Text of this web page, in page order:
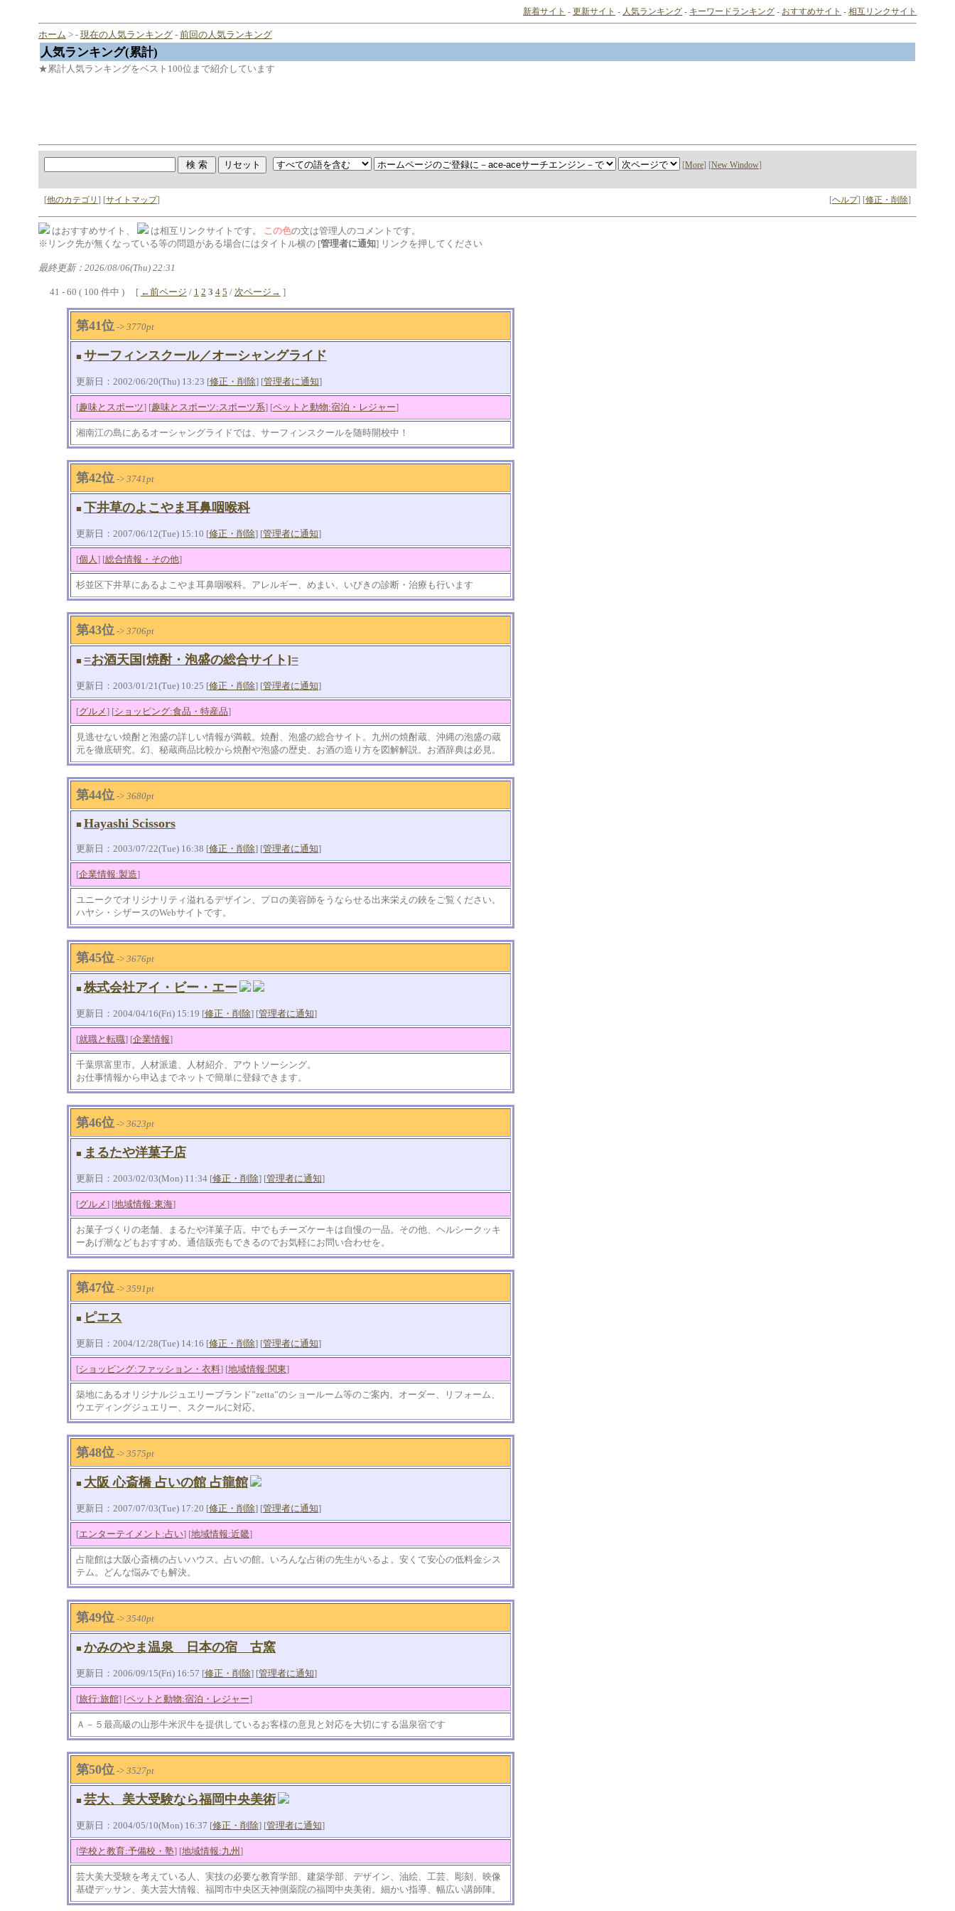
新着サイト -更新サイト - 人気ランキング - キーワードランキング - おすすめサイト -相互リンクサイト
ホーム > - 現在の人気ランキング- 前回の人気ランキング
人気ランキング(累計)
★累計人気ランキングをベスト100位まで紹介しています
[More] [New Window]
[他のカテゴリ ] [サイトマップ] [ヘルプ] [修正・削除]
はおすすめサイト、 は相互リンクサイトです。 この色の文は管理人のコメントです。
※リンク先が無くなっている等の問題がある場合にはタイトル横の [管理者に通知] リンクを押してください
最終更新：2026/08/06(Thu) 22:31
41 - 60 ( 100 件中 ) [ ←前ページ / 1 2 3 4 5 / 次ページ→ ]
第41位-> 3770pt
■ サーフィンスクール／オーシャングライド
更新日：2002/06/20(Thu) 13:23 [修正・削除] [管理者に通知]
[趣味とスポーツ] [趣味とスポーツ:スポーツ系] [ペットと動物:宿泊・レジャー]
湘南江の島にあるオーシャングライドでは、サーフィンスクールを随時開校中！
第42位-> 3741pt
■ 下井草のよこやま耳鼻咽喉科
更新日：2007/06/12(Tue) 15:10 [修正・削除] [管理者に通知]
[個人] [総合情報・その他]
杉並区下井草にあるよこやま耳鼻咽喉科。アレルギー、めまい、いびきの診断・治療も行います
第43位-> 3706pt
■ =お酒天国[焼酎・泡盛の総合サイト]=
更新日：2003/01/21(Tue) 10:25 [修正・削除] [管理者に通知]
[グルメ] [ショッピング:食品・特産品]
見逃せない焼酎と泡盛の詳しい情報が満載。焼酎、泡盛の総合サイト。九州の焼酎蔵、沖縄の泡盛の蔵
元を徹底研究。幻、秘蔵商品比較から焼酎や泡盛の歴史、お酒の造り方を図解解説。お酒辞典は必見。
第44位-> 3680pt
■ Hayashi Scissors
更新日：2003/07/22(Tue) 16:38 [修正・削除] [管理者に通知]
[企業情報:製造]
ユニークでオリジナリティ溢れるデザイン、プロの美容師をうならせる出来栄えの鋏をご覧ください。
ハヤシ・シザースのWebサイトです。
第45位-> 3676pt
■ 株式会社アイ・ビー・エー
更新日：2004/04/16(Fri) 15:19 [修正・削除] [管理者に通知]
[就職と転職] [企業情報]
千葉県富里市。人材派遣、人材紹介、アウトソーシング。
お仕事情報から申込までネットで簡単に登録できます。
第46位-> 3623pt
■ まるたや洋菓子店
更新日：2003/02/03(Mon) 11:34 [修正・削除] [管理者に通知]
[グルメ] [地域情報:東海]
お菓子づくりの老舗、まるたや洋菓子店。中でもチーズケーキは自慢の一品。その他、ヘルシークッキ
ーあげ潮などもおすすめ。通信販売もできるのでお気軽にお問い合わせを。
第47位-> 3591pt
■ ピエス
更新日：2004/12/28(Tue) 14:16 [修正・削除] [管理者に通知]
[ショッピング:ファッション・衣料] [地域情報:関東]
築地にあるオリジナルジュエリーブランド”zetta”のショールーム等のご案内。オーダー、リフォーム、
ウエディングジュエリー、スクールに対応。
第48位-> 3575pt
■ 大阪 心斎橋 占いの館 占龍館
更新日：2007/07/03(Tue) 17:20 [修正・削除] [管理者に通知]
[エンターテイメント:占い] [地域情報:近畿]
占龍館は大阪心斎橋の占いハウス。占いの館。いろんな占術の先生がいるよ。安くて安心の低料金シス
テム。どんな悩みでも解決。
第49位-> 3540pt
■ かみのやま温泉 日本の宿 古窯
更新日：2006/09/15(Fri) 16:57 [修正・削除] [管理者に通知]
[旅行:旅館] [ペットと動物:宿泊・レジャー]
Ａ－５最高級の山形牛米沢牛を提供しているお客様の意見と対応を大切にする温泉宿です
第50位-> 3527pt
■ 芸大、美大受験なら福岡中央美術
更新日：2004/05/10(Mon) 16:37 [修正・削除] [管理者に通知]
[学校と教育:予備校・塾] [地域情報:九州 ]
芸大美大受験を考えている人、実技の必要な教育学部、建築学部、デザイン、油絵、工芸、彫刻、映像
基礎デッサン、美大芸大情報、福岡市中央区天神側薬院の福岡中央美術。細かい指導、幅広い講師陣。